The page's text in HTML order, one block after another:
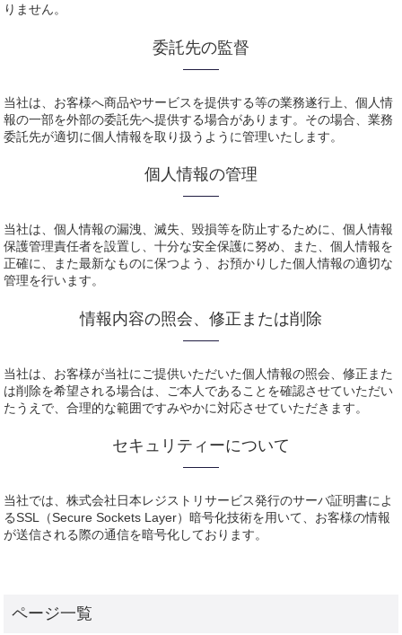
りません。
委託先の監督
当社は、お客様へ商品やサービスを提供する等の業務遂行上、個人情
報の一部を外部の委託先へ提供する場合があります。その場合、業務
委託先が適切に個人情報を取り扱うように管理いたします。
個人情報の管理
当社は、個人情報の漏洩、滅失、毀損等を防止するために、個人情報
保護管理責任者を設置し、十分な安全保護に努め、また、個人情報を
正確に、また最新なものに保つよう、お預かりした個人情報の適切な
管理を行います。
情報内容の照会、修正または削除
当社は、お客様が当社にご提供いただいた個人情報の照会、修正また
は削除を希望される場合は、ご本人であることを確認させていただい
たうえで、合理的な範囲ですみやかに対応させていただきます。
セキュリティーについて
当社では、株式会社日本レジストリサービス発行のサーバ証明書によ
るSSL（Secure Sockets Layer）暗号化技術を用いて、お客様の情報
が送信される際の通信を暗号化しております。